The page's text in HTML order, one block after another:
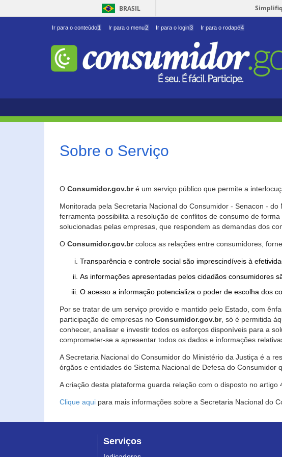
BRASIL
Ir para o conteúdo1 Ir para o menu2 Ir para o login3 Ir para o rodapé4
Sobre o Serviço
O Consumidor.gov.bré um serviço público que permite a
Monitorada pela Secretaria Nacional do Consumidor - Senacon -
ferramenta possibilita a resolução de conflitos de consumo de
solucionadas pelas empresas, que respondem as demandas dos
O Consumidor.gov.brcoloca as relações entre consumidores,
Transparência e controle social são imprescindíveis à
As informações apresentadas pelos cidadãos consumidores
O acesso a informação potencializa o poder de escolha dos
Por se tratar de um serviço provido e mantido pelo Estado, com
participação de empresas no Consumidor.gov.br, só é permitida
conhecer, analisar e investir todos os esforços disponíveis para a
comprometer-se a apresentar todos os dados e informações
A Secretaria Nacional do Consumidor do Ministério da Justiça é a
órgãos e entidades do Sistema Nacional de Defesa do
A criação desta plataforma guarda relação com o disposto no
Clique aqui para mais informações sobre a Secretaria Nacional do
Serviços